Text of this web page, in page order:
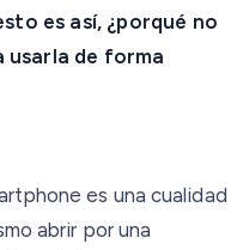
es así, ¿porqué no
de forma
es una cualidad
abrir por una